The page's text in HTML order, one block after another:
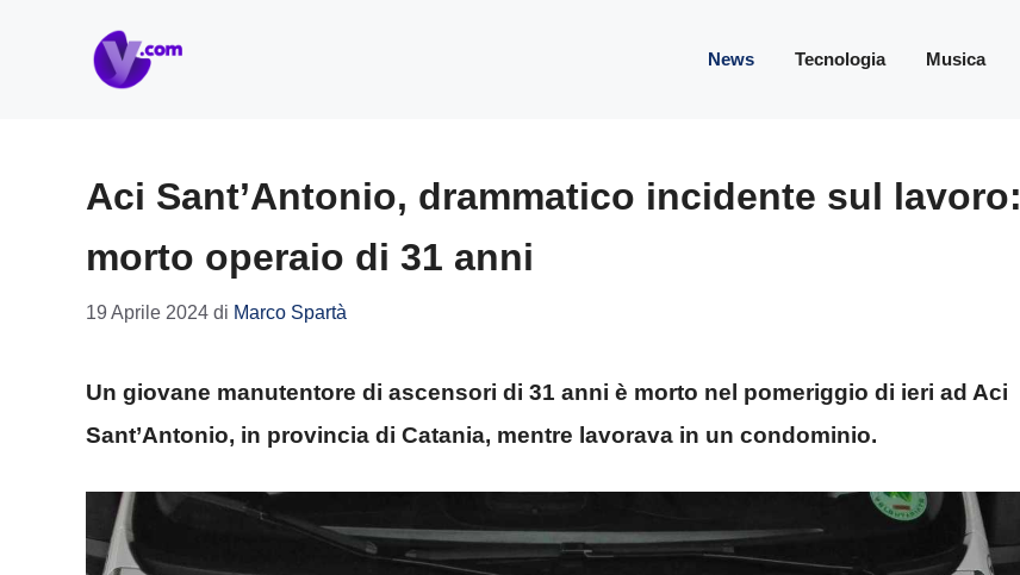
News Tecnologia Musica
Aci Sant’Antonio, drammatico incidente sul lavoro:
morto operaio di 31 anni
19 Aprile 2024 di Marco Spartà
Un giovane manutentore di ascensori di 31 anni è morto nel pomeriggio di ieri ad Aci
Sant’Antonio, in provincia di Catania, mentre lavorava in un condominio.